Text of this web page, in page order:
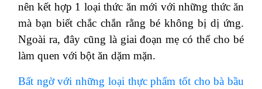
nên kết hợp 1 loại thức ăn mới với những thức ăn
mà bạn biết chắc chắn rằng bé không bị dị ứng.
Ngoài ra, đây cũng là giai đoạn mẹ có thể cho bé
làm quen với bột ăn dặm mặn.
Bất ngờ với những loại thực phẩm tốt cho bà bầu